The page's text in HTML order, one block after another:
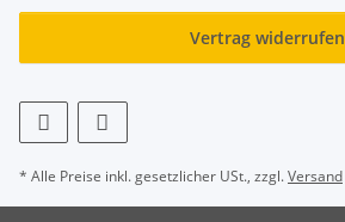
Vertrag widerrufen
* Alle Preise inkl. gesetzlicher USt., zzgl.Versand